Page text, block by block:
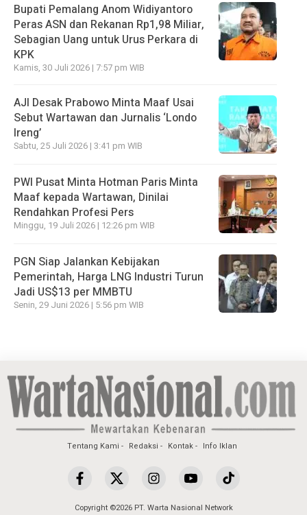
Bupati Pemalang Anom Widiyantoro
Peras ASN dan Rekanan Rp1,98 Miliar,
Sebagian Uang untuk Urus Perkara di
KPK
Kamis, 30 Juli 2026 | 7:57 pm WIB
AJI Desak Prabowo Minta Maaf Usai
Sebut Wartawan dan Jurnalis ‘Londo
Ireng’
Sabtu, 25 Juli 2026 | 3:41 pm WIB
PWI Pusat Minta Hotman Paris Minta
Maaf kepada Wartawan, Dinilai
Rendahkan Profesi Pers
Minggu, 19 Juli 2026 | 12:26 pm WIB
PGN Siap Jalankan Kebijakan
Pemerintah, Harga LNG Industri Turun
Jadi US$13 per MMBTU
Senin, 29 Juni 2026 | 5:56 pm WIB
Tentang Kami Redaksi Kontak Info Iklan
Copyright ©2026 PT. Warta Nasional Network